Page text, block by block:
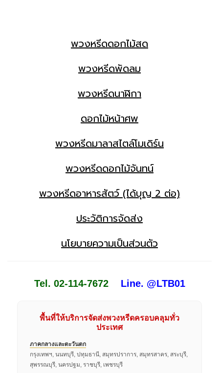
พวงหรีดดอกไม้สด
พวงหรีดพัดลม
พวงหรีดนาฬิกา
ดอกไม้หน้าศพ
พวงหรีดมาลาสไตล์โมเดิร์น
พวงหรีดดอกไม้จันทน์
พวงหรีดอาหารสัตว์ (ได้บุญ 2 ต่อ)
ประวัติการจัดส่ง
นโยบายความเป็นส่วนตัว
Tel. 02-114-7672 Line. @LTB01
พื้นที่ให้บริการจัดส่งพวงหรีดครอบคลุมทั่ว
ประเทศ
ภาคกลางและตะวันตก
กรุงเทพฯ, นนทบุรี, ปทุมธานี, สมุทรปราการ, สมุทรสาคร, สระบุรี,
สุพรรณบุรี, นครปฐม, ราชบุรี, เพชรบุรี